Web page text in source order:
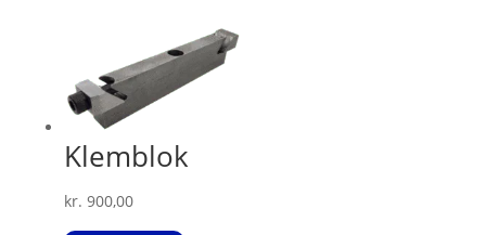
Klemblok
kr. 900,00